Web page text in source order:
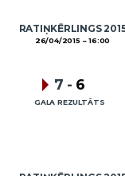
RATIŅKĒRLINGS
26/04/2015 16:00
7 - 6
GALA REZULTĀTS